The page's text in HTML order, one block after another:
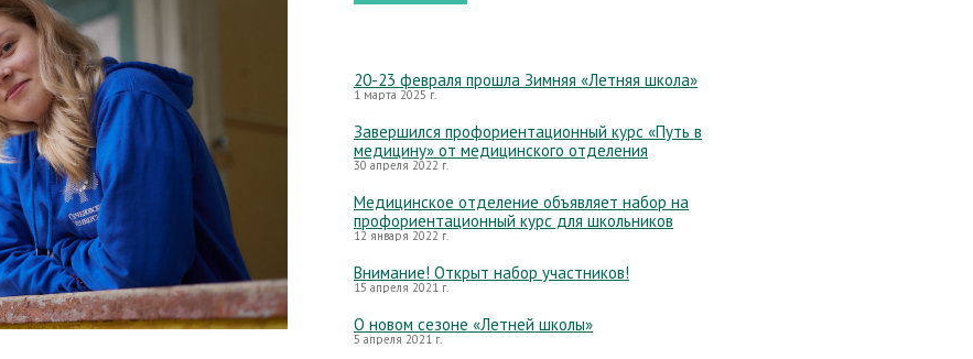
20-23 февраля прошла Зимняя «Летняя школа»
1 марта 2025 г.
Завершился профориентационный курс «Путь в
медицину» от медицинского отделения
30 апреля 2022 г.
Медицинское отделение объявляет набор на
профориентационный курс для школьников
12 января 2022 г.
Внимание! Открыт набор участников!
15 апреля 2021 г.
О новом сезоне «Летней школы»
5 апреля 2021 г.